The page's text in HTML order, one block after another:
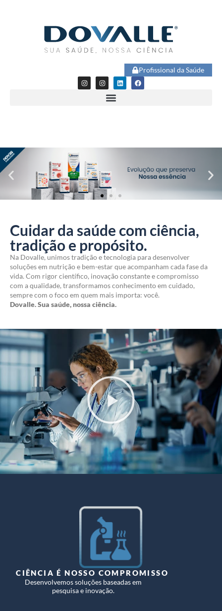
Profissional da Saúde
Cuidar da saúde com ciência,
tradição e propósito.
Na Dovalle, unimos tradição e tecnologia para desenvolver
soluções em nutrição e bem-estar que acompanham cada fase da
vida. Com rigor científico, inovação constante e compromisso
com a qualidade, transformamos conhecimento em cuidado,
sempre com o foco em quem mais importa: você.
Dovalle. Sua saúde, nossa ciência.
CIÊNCIA É NOSSO COMPROMISSO
Desenvolvemos soluções baseadas em
pesquisa e inovação.